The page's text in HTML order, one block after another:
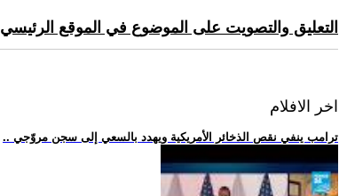
التعليق والتصويت على الموضوع في الموقع الرئيسي
اخر الافلام
.. ترامب ينفي نقص الذخائر الأمريكية ويهدد بالسعي إلى سجن مروّجي